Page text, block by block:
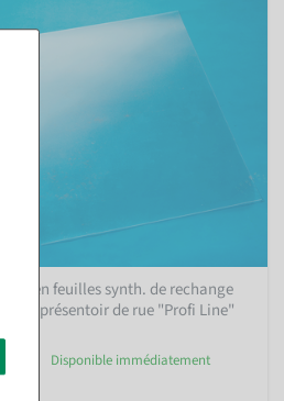
Sac en feuilles synth. de rechange
pour présentoir de rue "Profi Line"
Disponible immédiatement